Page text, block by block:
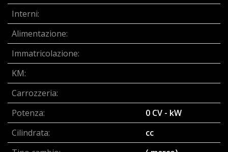
Interni:
Alimentazione:
Immatricolazione:
KM:
Carrozzeria:
Potenza:
0 CV - kW
Cilindrata:
cc